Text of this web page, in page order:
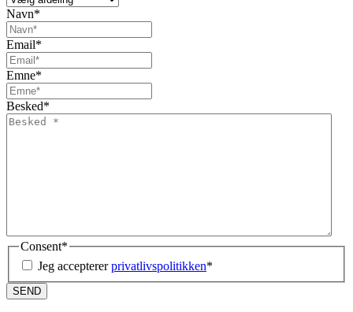
Navn*
Email*
Emne*
Besked*
Consent*
Jeg acceptererprivatlivspolitikken*